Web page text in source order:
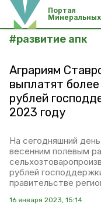
Портал
#развитие апк
Аграриям
выплатят
рублей
2023 году
На сегодняшний
весенним полевым
рублей
правительстве
16 января 2023, 15:14